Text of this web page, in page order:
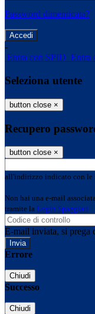
Password dimenticata?
-
Entra con SPID Entra
Seleziona utente
button close ×
Recupero
button close ×
all'indirizzo indicato con le
Non hai una e-mail
tramite la Login Spaggiari
E-mail inviata, si prega
Errore
Chiudi
Successo
Chiudi